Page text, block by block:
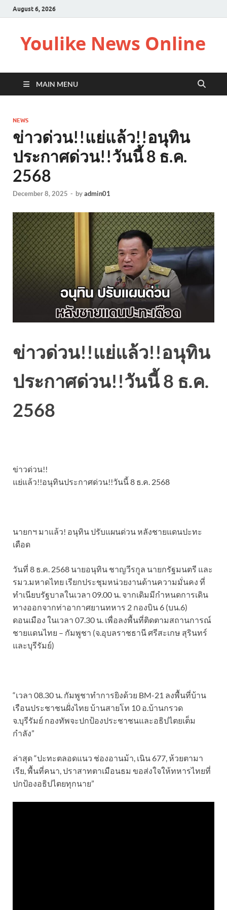
August 6, 2026
Youlike News Online
MAIN MENU
NEWS
ข่าวด่วน!!แย่แล้ว!!อนุทิน
ประกาศด่วน!!วันนี้ 8 ธ.ค.
2568
December 8, 2025 - byadmin01
ข่าวด่วน!!แย่แล้ว!!อนุทิน
ประกาศด่วน!!วันนี้ 8 ธ.ค.
2568
ข่าวด่วน!!
แย่แล้ว!!อนุทินประกาศด่วน!!วันนี้ 8 ธ.ค. 2568
นายกฯ มาแล้ว! อนุทิน ปรับแผนด่วน หลังชายแดนปะทะ
เดือด
วันที่ 8 ธ.ค. 2568 นายอนุทิน ชาญวีรกูล นายกรัฐมนตรี และ
รมว.มหาดไทย เรียกประชุมหน่วยงานด้านความมั่นคง ที่
ทำเนียบรัฐบาลในเวลา 09.00 น. จากเดิมมีกำหนดการเดิน
ทางออกจากท่าอากาศยานทหาร 2 กองบิน 6 (บน.6)
ดอนเมือง ในเวลา 07.30 น. เพื่อลงพื้นที่ติดตามสถานการณ์
ชายแดนไทย – กัมพูชา (จ.อุบลราชธานี ศรีสะเกษ สุรินทร์
และบุรีรัมย์)
“เวลา 08.30 น. กัมพูชาทำการยิงด้วย BM-21 ลงพื้นที่บ้าน
เรือนประชาชนฝั่งไทย บ้านสายโท 10 อ.บ้านกรวด
จ.บุรีรัมย์ กองทัพจะปกป้องประชาชนและอธิปไตยเต็ม
กำลัง”
ล่าสุด “ปะทะตลอดแนว ช่องอานม้า, เนิน 677, ห้วยตามา
เรีย, พื้นที่คนา, ปราสาทตาเมือนธม ขอส่งใจให้ทหารไทยที่
ปกป้องอธิปไตยทุกนาย”